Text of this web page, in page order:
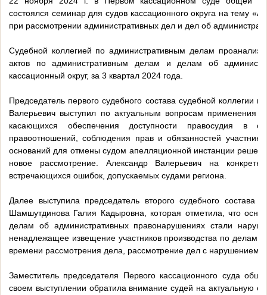
состоялся семинар для судовкассационного округа на тему
при рассмотрении административных дел и дел об
Судебной коллегией по административным делам
актов по административным делам и делам об
кассационный округ, за 3 квартал 2024 года.
Председатель первого судебного состава судебной
Валерьевич выступил по актуальным вопросам
касающихся обеспечения доступности правосудия в
правоотношений, соблюдения прав и обязанностей
оснований для отмены судом апелляционной инстанции
новое рассмотрение. Александр Валерьевич на
встречающихся ошибок, допускаемых судами региона.
Далее выступила председатель второго судебного
Шамшутдинова Галия Кадыровна, которая отметила, что
делам об административных правонарушениях стали
ненадлежащее извещение участников производства по делам
времени рассмотрения дела, рассмотрение дел с нарушением
Заместитель председателя Первого кассационного суда
своем выступлении обратила внимание судей на актуальную